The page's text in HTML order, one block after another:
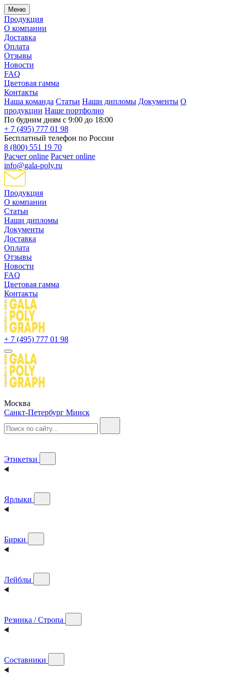
Меню
Продукция
О компании
Доставка
Оплата
Отзывы
Новости
FAQ
Цветовая гамма
Контакты
Наша команда Статьи Наши дипломы Документы О
продукции Наше портфолио
По будним дням с 9:00 до 18:00
+ 7 (495) 777 01 98
Бесплатный телефон по России
8 (800) 551 19 70
Расчет online Расчет online
info@gala-poly.ru
Продукция
О компании
Статьи
Наши дипломы
Документы
Доставка
Оплата
Отзывы
Новости
FAQ
Цветовая гамма
Контакты
+ 7 (495) 777 01 98
Москва
Санкт-Петербург Минск
Этикетки
Ярлыки
Бирки
Лейблы
Резинка / Стропа
Составники